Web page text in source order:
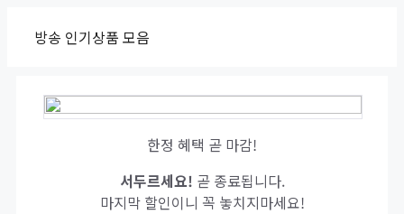
방송 인기상품 모음
한정 혜택 곧 마감!
서두르세요! 곧 종료됩니다.
마지막 할인이니 꼭 놓치지마세요!